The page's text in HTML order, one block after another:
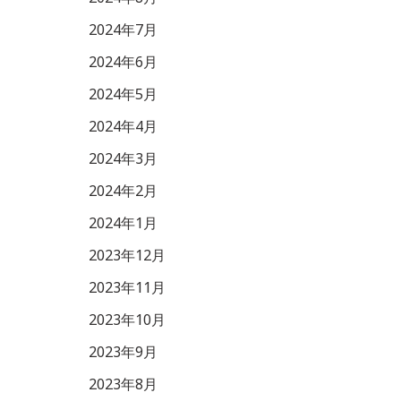
2024年7月
2024年6月
2024年5月
2024年4月
2024年3月
2024年2月
2024年1月
2023年12月
2023年11月
2023年10月
2023年9月
2023年8月